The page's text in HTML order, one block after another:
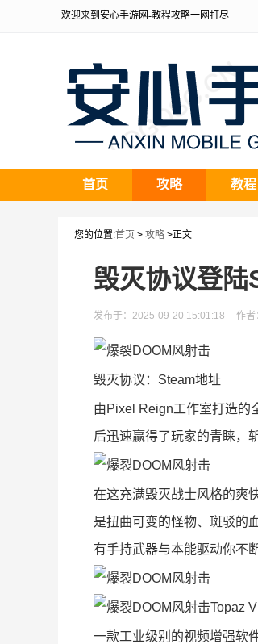
欢迎来到安心手游网-教程攻略一网打尽
首页 攻略 教程
您的位置:首页 > 攻略 >正文
毁灭协议登
发布于：2025-09-20 15:01:18 作者
毁灭协议：Steam地址
由Pixel Reign工作室打造的
后迅速赢得了玩家的青睐，
在这充满毁灭战士风格的爽
是扭曲可变的怪物、斑驳的
有手持武器与本能驱动你不
Topaz
一款工业级别的视频增强软